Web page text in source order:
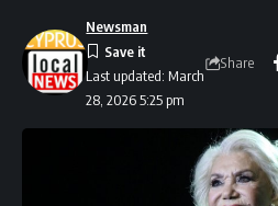
Last updated: March
28, 2026 5:25 pm
Newsman
Share